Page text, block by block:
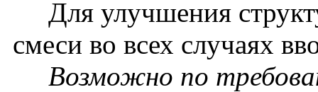
Для улучшения
смеси во всех случаях
Возможно по